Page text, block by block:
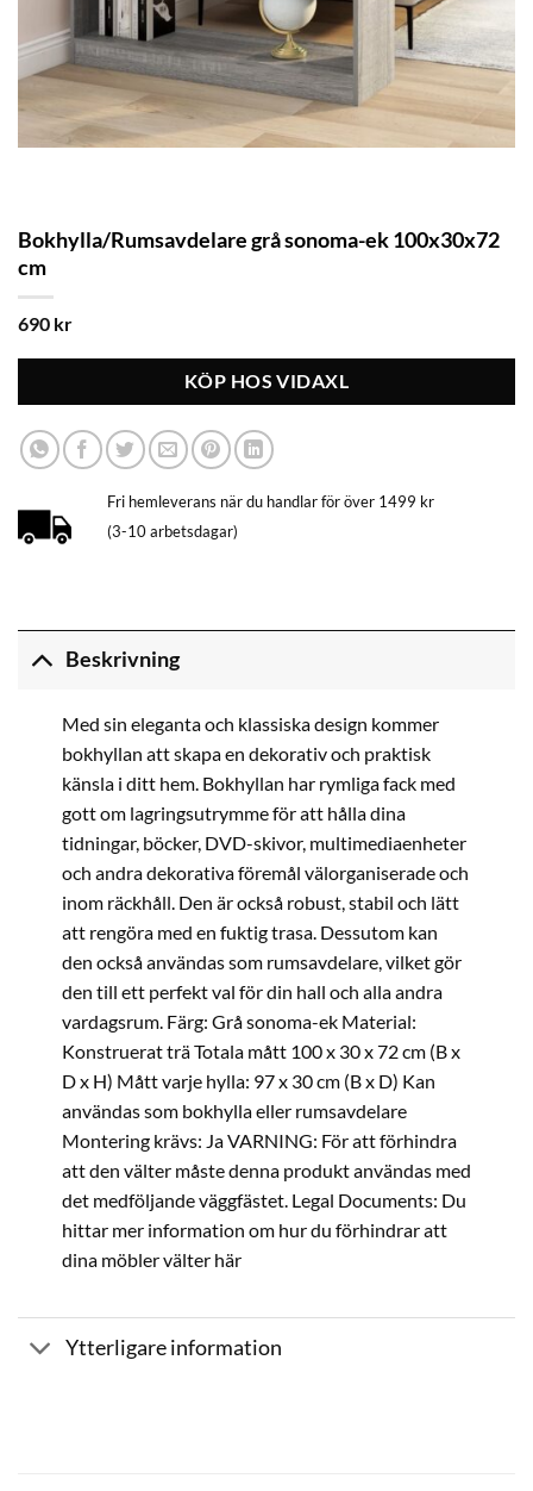
Bokhylla/Rumsavdelare grå sonoma-ek 100x30x72
cm
690 kr
KÖP HOS VIDAXL
Fri hemleverans när du handlar för över 1499 kr
(3-10 arbetsdagar)
Beskrivning
Med sin eleganta och klassiska design kommer
bokhyllan att skapa en dekorativ och praktisk
känsla i ditt hem. Bokhyllan har rymliga fack med
gott om lagringsutrymme för att hålla dina
tidningar, böcker, DVD-skivor, multimediaenheter
och andra dekorativa föremål välorganiserade och
inom räckhåll. Den är också robust, stabil och lätt
att rengöra med en fuktig trasa. Dessutom kan
den också användas som rumsavdelare, vilket gör
den till ett perfekt val för din hall och alla andra
vardagsrum. Färg: Grå sonoma-ek Material:
Konstruerat trä Totala mått 100 x 30 x 72 cm (B x
D x H) Mått varje hylla: 97 x 30 cm (B x D) Kan
användas som bokhylla eller rumsavdelare
Montering krävs: Ja VARNING: För att förhindra
att den välter måste denna produkt användas med
det medföljande väggfästet. Legal Documents: Du
hittar mer information om hur du förhindrar att
dina möbler välter här
Ytterligare information